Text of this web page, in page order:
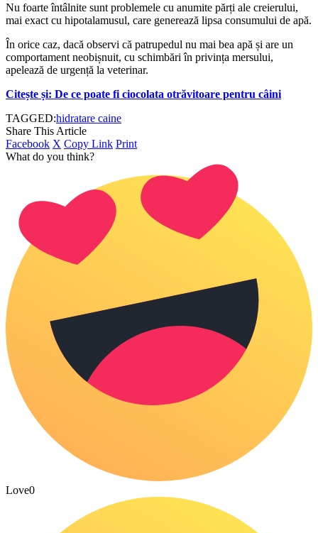
Nu foarte întâlnite sunt problemele cu anumite părți ale creierului,
mai exact cu hipotalamusul, care generează lipsa consumului de apă.
În orice caz, dacă observi că patrupedul nu mai bea apă și are un
comportament neobișnuit, cu schimbări în privința mersului,
apelează de urgență la veterinar.
Citește și: De ce poate fi ciocolata otrăvitoare pentru câini
TAGGED:hidratare caine
Share This Article
Facebook X Copy Link Print
What do you think?
Love0